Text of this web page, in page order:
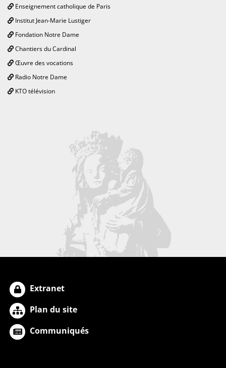
Enseignement catholique de Paris
Institut Jean-Marie Lustiger
Fondation Notre Dame
Chantiers du Cardinal
Œuvre des vocations
Radio Notre Dame
KTO télévision
Extranet
Plan du site
Communiqués